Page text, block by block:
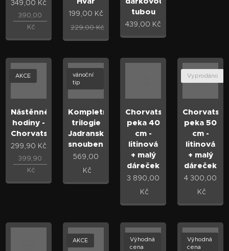
349,00 Kč
390,00
Kč
199,00 Kč
229,00Kč
tubou
439,00 Kč
Nástěnné
hodiny -
Chorvatsko
AKCE
299,90 Kč
399,90
Kč
Kompletní
trilogie
Jadranské
snoubenky
vánoční
tip
569,00
Kč
Chorvatská
peka 40
cm -
litinová
+ malý
dáreček
3 890,00
Kč
Chorvatská
peka 50
cm -
litinová
+ malý
dáreček
Vyprodáno
4 300,00
Kč
AKCE
Výhodná
cena
Výhodná
cena